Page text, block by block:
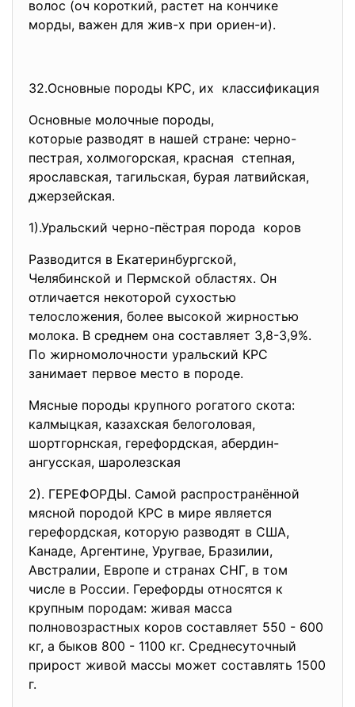
волос (оч короткий, растет на кончике
морды, важен для жив-х при ориен-и).
32.Основные породы КРС, их классификация
Основные молочные породы,
которые разводят в нашей стране: черно-
пестрая, холмогорская, красная степная,
ярославская, тагильская, бурая латвийская,
джерзейская.
1).Уральский черно-пёстрая порода коров
Разводится в Екатеринбургской,
Челябинской и Пермской областях. Он
отличается некоторой сухостью
телосложения, более высокой жирностью
молока. В среднем она составляет 3,8-3,9%.
По жирномолочности уральский КРС
занимает первое место в породе.
Мясные породы крупного рогатого скота:
калмыцкая, казахская белоголовая,
шортгорнская, герефордская, абердин-
ангусская, шаролезская
2). ГЕРЕФОРДЫ. Cамой распространённой
мясной породой КРС в мире является
герефордская, которую разводят в США,
Канаде, Аргентине, Уругвае, Бразилии,
Австралии, Европе и странах СНГ, в том
числе в России. Герефорды относятся к
крупным породам: живая масса
полновозрастных коров составляет 550 - 600
кг, а быков 800 - 1100 кг. Среднесуточный
прирост живой массы может составлять 1500
г.